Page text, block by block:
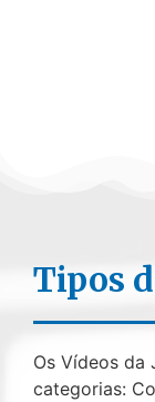
Tipos
Os Vídeos da
categorias: